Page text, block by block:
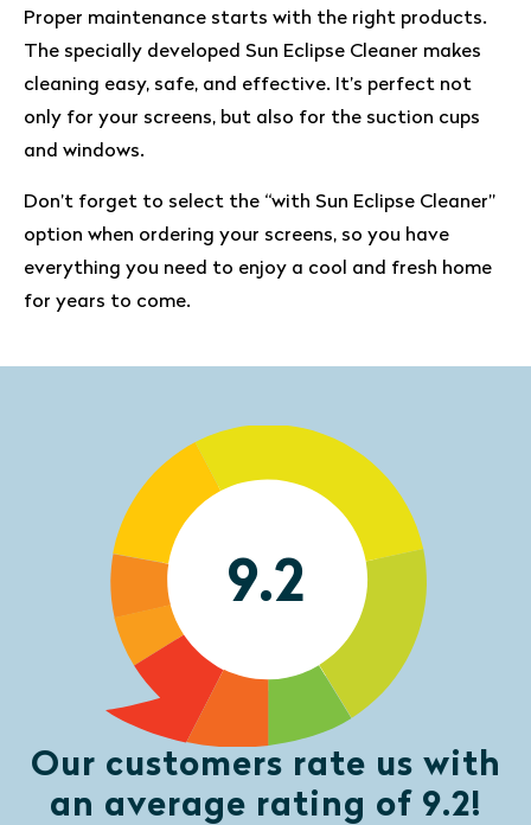
Proper maintenance starts with the right products.
The specially developed Sun Eclipse Cleaner makes
cleaning easy, safe, and effective. It’s perfect not
only for your screens, but also for the suction cups
and windows.
Don’t forget to select the “with Sun Eclipse Cleaner”
option when ordering your screens, so you have
everything you need to enjoy a cool and fresh home
for years to come.
9.2
Our customers rate us with
an average rating of 9.2!